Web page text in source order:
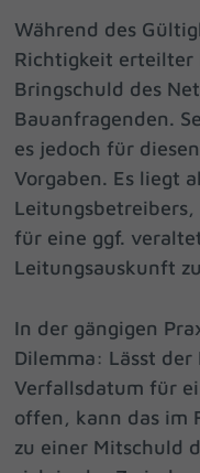
Während des
Richtigkeit erteilter
Bringschuld des
Bauanfragenden.
es jedoch für
Vorgaben. Es liegt
für eine ggf.
Leitungsauskunft
In der gängigen
Dilemma: Lässt
Verfallsdatum für
offen, kann das im
zu einer Mitschuld